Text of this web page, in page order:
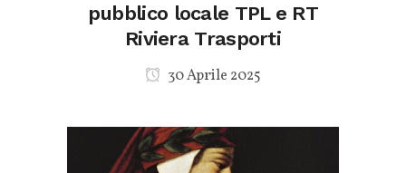
pubblico locale TPL e RT
Riviera Trasporti
30 Aprile 2025